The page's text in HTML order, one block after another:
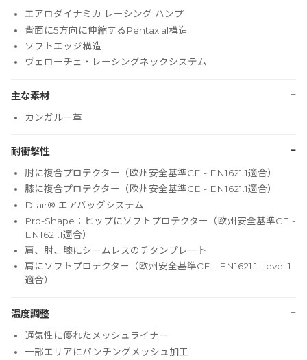
エアロダイナミカ レーシング ハンプ
背面に5方向に伸縮するPentaxial構造
ソフトエッジ構造
ヴェローチェ・レーシングネックシステム
主な素材 −
カンガルー革
耐衝撃性 −
肘に複合プロテクター（欧州安全基準CE - EN1621.1適合）
膝に複合プロテクター（欧州安全基準CE - EN1621.1適合）
D-air® エアバッグシステム
Pro-Shape：ヒップにソフトプロテクター（欧州安全基準CE -
EN1621.1適合）
肩、肘、膝にシームレスのチタンプレート
肩にソフトプロテクター（欧州安全基準CE - EN1621.1 Level 1
適合）
温度調整 −
通気性に優れたメッシュライナー
一部エリアにパンチングメッシュ加工